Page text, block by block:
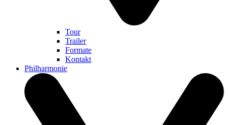
Tour
Trailer
Formate
Kontakt
Philharmonie